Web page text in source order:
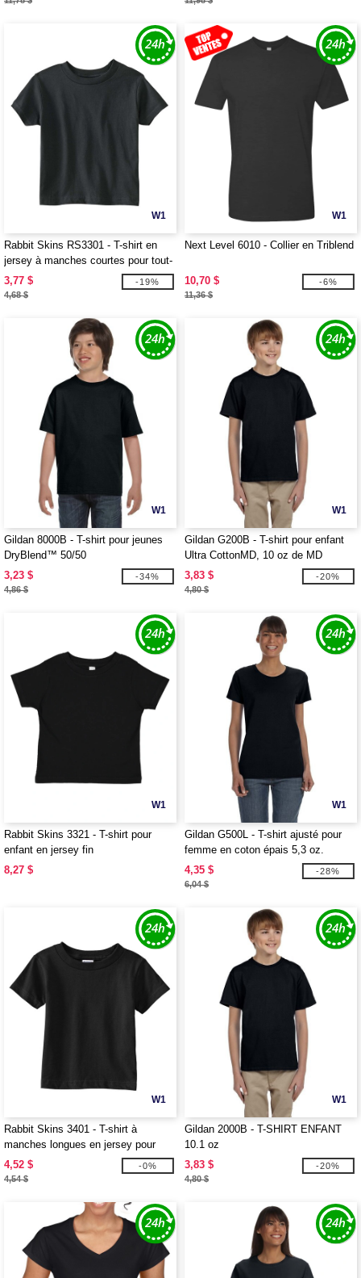
W1
Rabbit Skins RS3301 - T-shirt en
jersey à manches courtes pour tout-
petit, 5,5 oz
3,77 $
4,68 $
-19%
W1
Next Level 6010 - Collier en Triblend
10,70 $
11,36 $
-6%
W1
Gildan 8000B - T-shirt pour jeunes
DryBlend™ 50/50
3,23 $
4,86 $
-34%
W1
Gildan G200B - T-shirt pour enfant
Ultra CottonMD, 10 oz de MD
(2000B)
3,83 $
4,80 $
-20%
W1
Rabbit Skins 3321 - T-shirt pour
enfant en jersey fin
8,27 $
W1
Gildan G500L - T-shirt ajusté pour
femme en coton épais 5,3 oz.
4,35 $
6,04 $
-28%
W1
Rabbit Skins 3401 - T-shirt à
manches longues en jersey pour
bébé, 5,5 oz
4,52 $
4,54 $
-0%
W1
Gildan 2000B - T-SHIRT ENFANT
10.1 oz
3,83 $
4,80 $
-20%